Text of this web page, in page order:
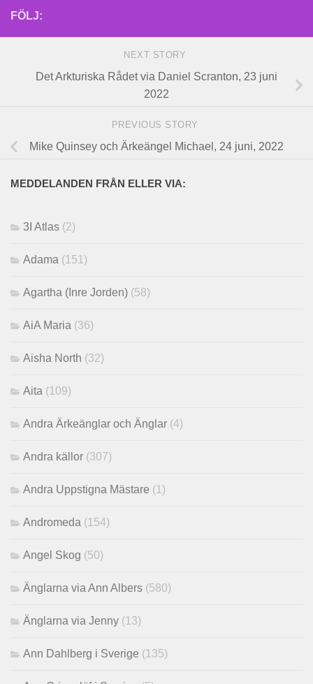
FÖLJ:
NEXT STORY
Det Arkturiska Rådet via Daniel Scranton, 23 juni
2022
PREVIOUS STORY
Mike Quinsey och Ärkeängel Michael, 24 juni, 2022
MEDDELANDEN FRÅN ELLER VIA:
3I Atlas (2)
Adama (151)
Agartha (Inre Jorden) (58)
AiA Maria (36)
Aisha North (32)
Aita (109)
Andra Ärkeänglar och Änglar (4)
Andra källor (307)
Andra Uppstigna Mästare (1)
Andromeda (154)
Angel Skog (50)
Änglarna via Ann Albers (580)
Änglarna via Jenny (13)
Ann Dahlberg i Sverige (135)